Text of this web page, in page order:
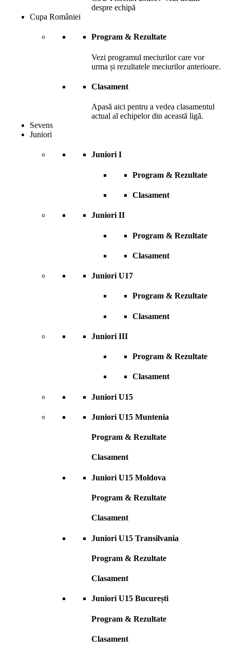
despre echipă
Cupa României
Program & Rezultate
Vezi programul meciurilor care vor
urma și rezultatele meciurilor anterioare.
Clasament
Apasă aici pentru a vedea clasamentul
actual al echipelor din această ligă.
Sevens
Juniori
Juniori I
Program & Rezultate
Clasament
Juniori II
Program & Rezultate
Clasament
Juniori U17
Program & Rezultate
Clasament
Juniori III
Program & Rezultate
Clasament
Juniori U15
Juniori U15 Muntenia
Program & Rezultate
Clasament
Juniori U15 Moldova
Program & Rezultate
Clasament
Juniori U15 Transilvania
Program & Rezultate
Clasament
Juniori U15 București
Program & Rezultate
Clasament